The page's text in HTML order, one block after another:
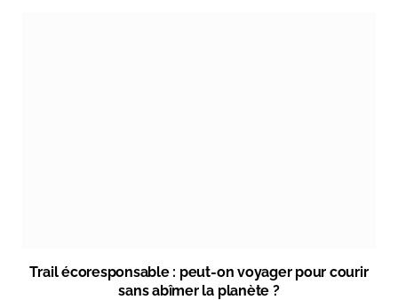
Trail écoresponsable : peut-on voyager pour courir
sans abîmer la planète ?